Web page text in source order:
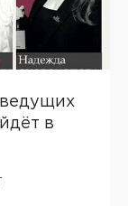
ведущих
в